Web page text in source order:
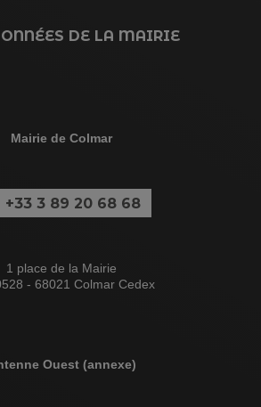
DE LA MAIRIE
Mairie de Colmar
+33 3 89 20 68 68
1 place de la Mairie
- 68021 Colmar Cedex
Ouest (annexe)